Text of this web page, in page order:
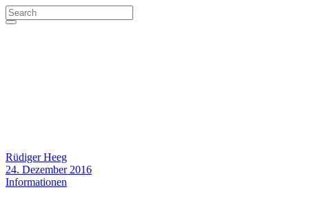
Rüdiger Heeg
24. Dezember 2016
Informationen